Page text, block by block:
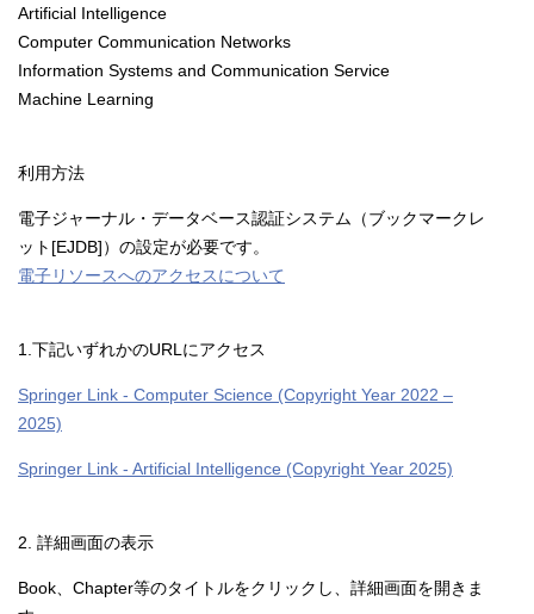
Artificial Intelligence
Computer Communication Networks
Information Systems and Communication Service
Machine Learning
利用方法
電子ジャーナル・データベース認証システム（ブックマークレ
ット[EJDB]）の設定が必要です。
電子リソースへのアクセスについて
1.下記いずれかのURLにアクセス
Springer Link - Computer Science (Copyright Year 2022 –
2025)
Springer Link - Artificial Intelligence (Copyright Year 2025)
2. 詳細画面の表示
Book、Chapter等のタイトルをクリックし、詳細画面を開きま